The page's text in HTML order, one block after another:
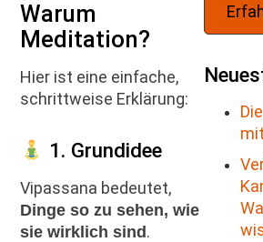
Warum
Meditation?
Hier ist eine einfache,
schrittweise Erklärung:
1. Grundidee
Vipassana bedeutet,
Dinge so zu sehen, wie
sie wirklich sind.